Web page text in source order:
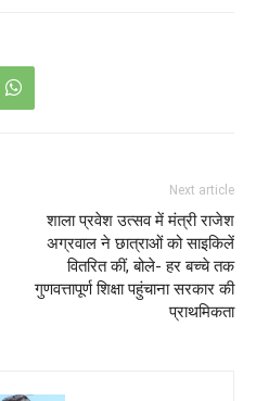
Next article
शाला प्रवेश उत्सव में मंत्री राजेश
अग्रवाल ने छात्राओं को साइकिलें
वितरित कीं, बोले- हर बच्चे तक
गुणवत्तापूर्ण शिक्षा पहुंचाना सरकार की
प्राथमिकता